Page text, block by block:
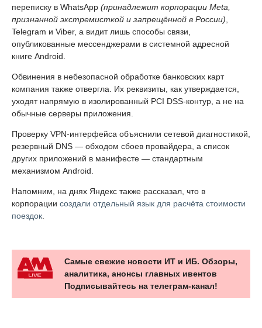
переписку в WhatsApp (принадлежит корпорации Meta,
признанной экстремисткой и запрещённой в России)
Telegram и Viber, а видит лишь способы связи,
опубликованные мессенджерами в системной адресной
книге Android.
Обвинения в небезопасной обработке банковских карт
компания также отвергла. Их реквизиты, как утверждается,
уходят напрямую в изолированный PCI DSS-контур, а не на
обычные серверы приложения.
Проверку VPN-интерфейса объяснили сетевой диагностикой,
резервный DNS — обходом сбоев провайдера, а список
других приложений в манифесте — стандартным
механизмом Android.
Напомним, на днях Яндекс также рассказал, что в
корпорации создали отдельный язык для расчёта стоимости
поездок
Самые свежие новости ИТ и ИБ. Обзоры,
аналитика, анонсы главных ивентов
Подписывайтесь на телеграм-канал!